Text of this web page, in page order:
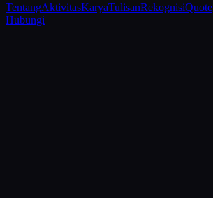
TentangAktivitasKaryaTulisanRekognisiQuote
Hubungi